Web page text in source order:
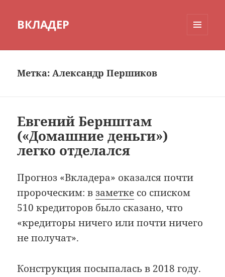
ВКЛАДЕР
Метка:Александр Першиков
Евгений Бернштам
(«Домашние деньги»)
легко отделался
Прогноз «Вкладера» оказался почти
пророческим: взаметке со списком
510 кредиторов было сказано, что
«кредиторы ничего или почти ничего
не получат».
Конструкция посыпалась в 2018 году.